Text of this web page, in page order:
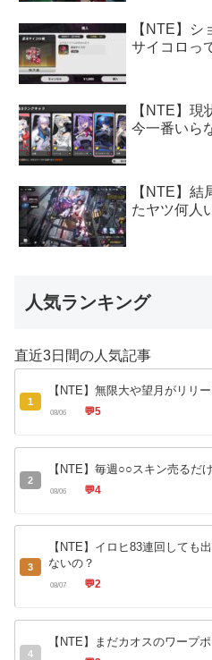
【NTE】
サイコロっ
【NTE】
今一番いら
【NTE】
たヤツ何人
人気ランキング
直近3日間の人気記事
1
【NTE】無限大や望月がリリ
08/06 💬5
2
【NTE】毎週○○スキン売るだ
08/06 💬4
3
【NTE】イロヒ83連回しても
ないの？
08/07 💬2
4
【NTE】まだカオスのワープ